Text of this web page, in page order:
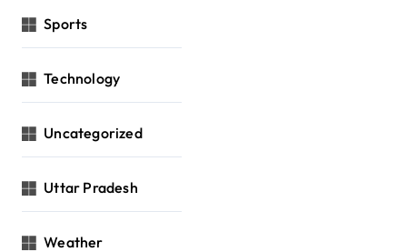
Sports
Technology
Uncategorized
Uttar Pradesh
Weather